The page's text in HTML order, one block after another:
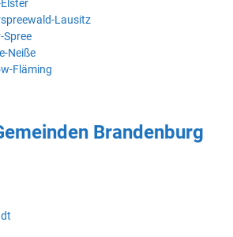
Lausitz
Spree
Neiße
Fläming
Brandenburg